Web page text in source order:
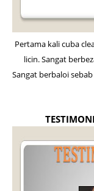
Pertama kali cuba
licin. Sangat
Sangat berbaloi